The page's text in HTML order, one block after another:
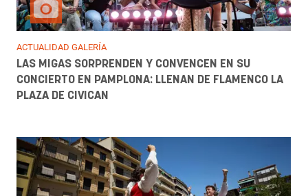
ACTUALIDAD GALERÍA
LAS MIGAS SORPRENDEN Y CONVENCEN EN SU
CONCIERTO EN PAMPLONA: LLENAN DE FLAMENCO LA
PLAZA DE CIVICAN